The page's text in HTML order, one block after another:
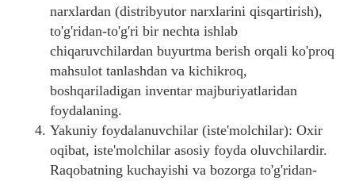
narxlardan (distribyutor narxlarini qisqartirish),
to'g'ridan-to'g'ri bir nechta ishlab
chiqaruvchilardan buyurtma berish orqali ko'proq
mahsulot tanlashdan va kichikroq,
boshqariladigan inventar majburiyatlaridan
foydalaning.
Yakuniy foydalanuvchilar (iste'molchilar): Oxir
oqibat, iste'molchilar asosiy foyda oluvchilardir.
Raqobatning kuchayishi va bozorga to'g'ridan-